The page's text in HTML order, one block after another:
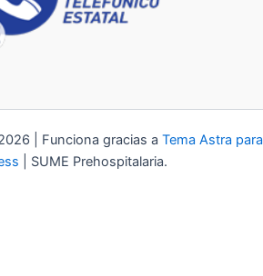
| Funciona gracias a Tema Astra para
| SUME Prehospitalaria.